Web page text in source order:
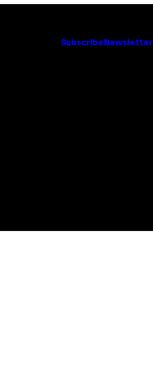
Subscribe Newsletter